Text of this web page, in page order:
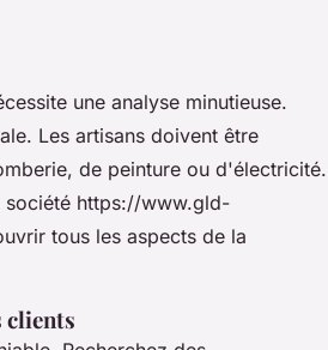
une analyse minutieuse.
Les artisans doivent être
de peinture ou d'électricité.
société https://www.gld-
tous les aspects de la
clients